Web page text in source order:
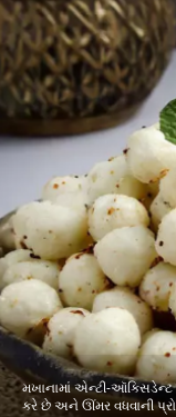
મખાનામાં એન્ટી-ઑક્સિડેન્ટ
કરે છે અને ઊંમર વધવાની